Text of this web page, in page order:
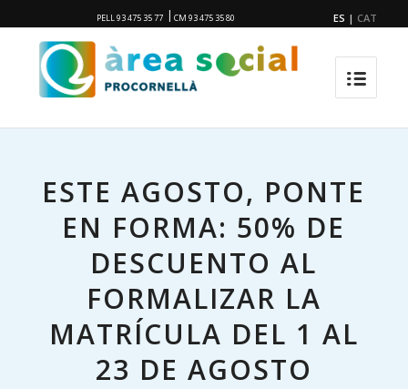
PELL 93 475 35 77 | CM 93 475 35 80 ES | CAT
ESTE AGOSTO, PONTE
EN FORMA: 50% DE
DESCUENTO AL
FORMALIZAR LA
MATRÍCULA DEL 1 AL
23 DE AGOSTO